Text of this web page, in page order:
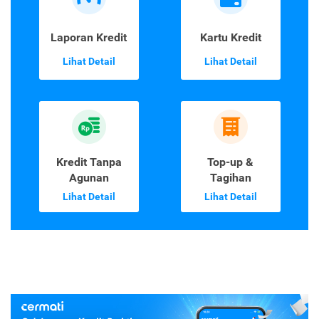
Laporan Kredit
Lihat Detail
Kartu Kredit
Lihat Detail
Kredit Tanpa
Agunan
Lihat Detail
Top-up &
Tagihan
Lihat Detail